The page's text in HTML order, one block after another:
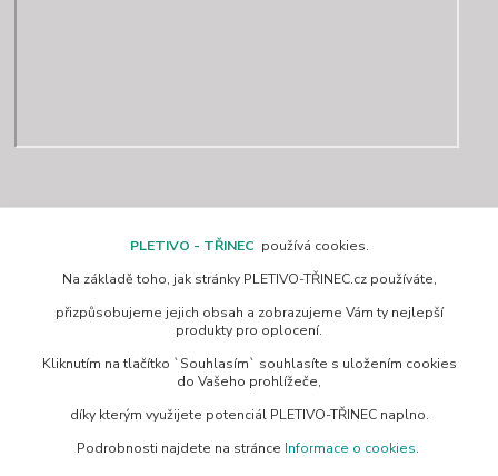
www.pletivo-trinec.cz
Raszka Petr
+420 725 944 049
Denně 10.00–21.00 hod
pletivotrinec@seznam.cz
PLETIVO - TŘINEC používá cookies.
Na základě toho, jak stránky PLETIVO-TŘINEC.cz používáte,
přizpůsobujeme jejich obsah a zobrazujeme Vám ty nejlepší
produkty pro oplocení.
Kliknutím na tlačítko `Souhlasím` souhlasíte s uložením cookies
do Vašeho prohlížeče,
díky kterým využijete potenciál PLETIVO-TŘINEC naplno.
Podrobnosti najdete na stránce Informace o cookies.